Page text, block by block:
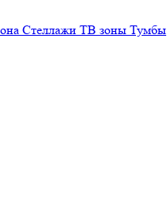
Стеллажи ТВ зоны Тумбы